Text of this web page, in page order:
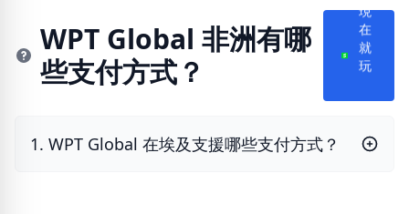
WPT Global 非洲有哪
些支付方式？
現
在
就
玩
1. WPT Global 在埃及支援哪些支付方式？